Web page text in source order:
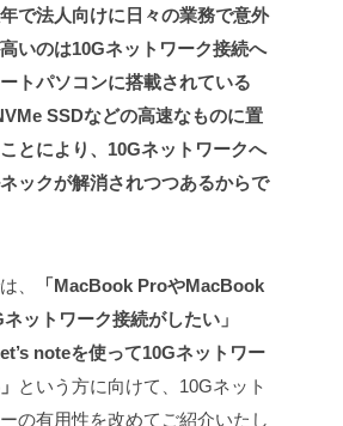
で法人向けに日々の業務で意外
いのは10Gネットワーク接続へ
トパソコンに搭載されている
SSDなどの高速なものに置
とにより、10Gネットワークへ
ックが解消されつつあるからで
、
「MacBook ProやMacBook
ットワーク接続がしたい」
noteを使って10Gネットワー
という方に向けて、10Gネット
の有用性を改めてご紹介いたし